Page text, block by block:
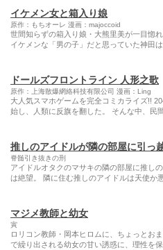
イケメン女と箱入り娘
原作：もちオーレ 漫画：majoccoid
世間知らずの箱入り娘・大熊里美が一目惚
イケメンな「男の子」だと思っていた神田
ドールズフロントライン 人形之歌
原作：上海散爆網絡科技有限公司 漫画：Ling
大人気スマホゲームを完全コミカライズ!!
始し、人類に反旗を翻した。 そんな中、
推しのアイドルが隣の部屋に引っ
脊髄引き抜きの刑
アイドルオタクのマサキの隣の部屋に推し
は絶望。 隣に住む推しのアイドルは天使
マジメ教師と幼女
寅
ロリコン教師・岡本ヒロムに、ちょっとお
で繰り出される幼女の甘い誘惑に、理性を